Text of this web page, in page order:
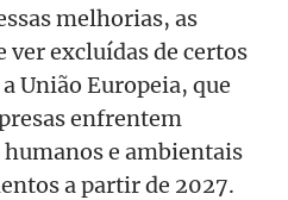
melhorias, as
ver excluídas de certos
União Europeia, que
enfrentem
e ambientais
a partir de 2027.